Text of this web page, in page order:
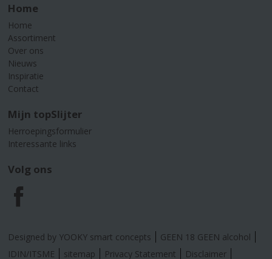
Home
Home
Assortiment
Over ons
Nieuws
Inspiratie
Contact
Mijn topSlijter
Herroepingsformulier
Interessante links
Volg ons
F
a
Designed by YOOKY smart concepts
GEEN 18 GEEN alcohol
IDIN/ITSME
sitemap Privacy Statement Disclaimer